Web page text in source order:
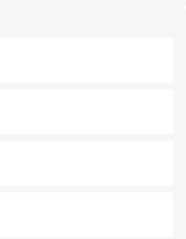
風情を楽しめる外せないスポット